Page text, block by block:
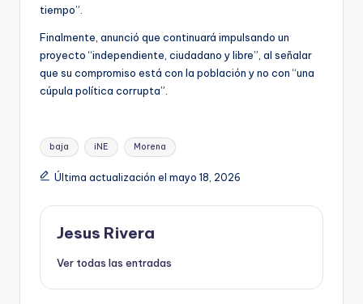
tiempo”.
Finalmente, anunció que continuará impulsando un
proyecto “independiente, ciudadano y libre”, al señalar
que su compromiso está con la población y no con “una
cúpula política corrupta”.
Etiquetas:
baja iNE Morena
Última actualización el mayo 18, 2026
Jesus Rivera
Ver todas las entradas